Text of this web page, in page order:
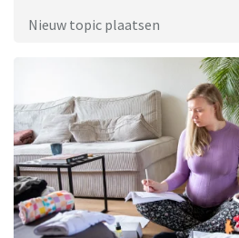
Nieuw topic plaatsen